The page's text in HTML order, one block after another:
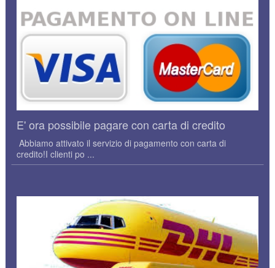
E' ora possibile pagare con carta di credito
Abbiamo attivato il servizio di pagamento con carta di
credito!I clienti po ...